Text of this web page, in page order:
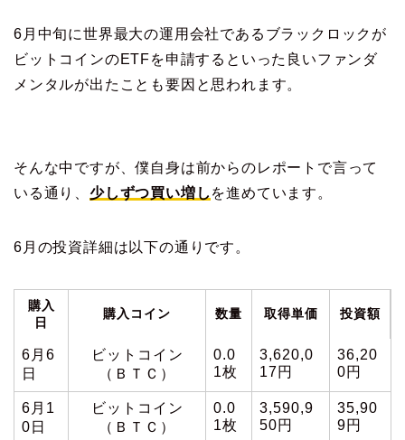
6月中旬に世界最大の運用会社であるブラックロックが
ビットコインのETFを申請するといった良いファンダ
メンタルが出たことも要因と思われます。
そんな中ですが、僕自身は前からのレポートで言って
いる通り、 少しずつ買い増し を進めています。
6月の投資詳細は以下の通りです。
購入
日
購入コイン 数量 取得単価 投資額
6月6
日
ビットコイン
（ＢＴＣ）
0.0
1枚
3,620,0
17円
36,20
0円
6月1
0日
ビットコイン
（ＢＴＣ）
0.0
1枚
3,590,9
50円
35,90
9円